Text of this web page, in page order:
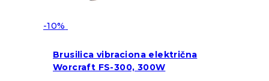
-10%
Brusilica vibraciona električna
Worcraft FS-300, 300W